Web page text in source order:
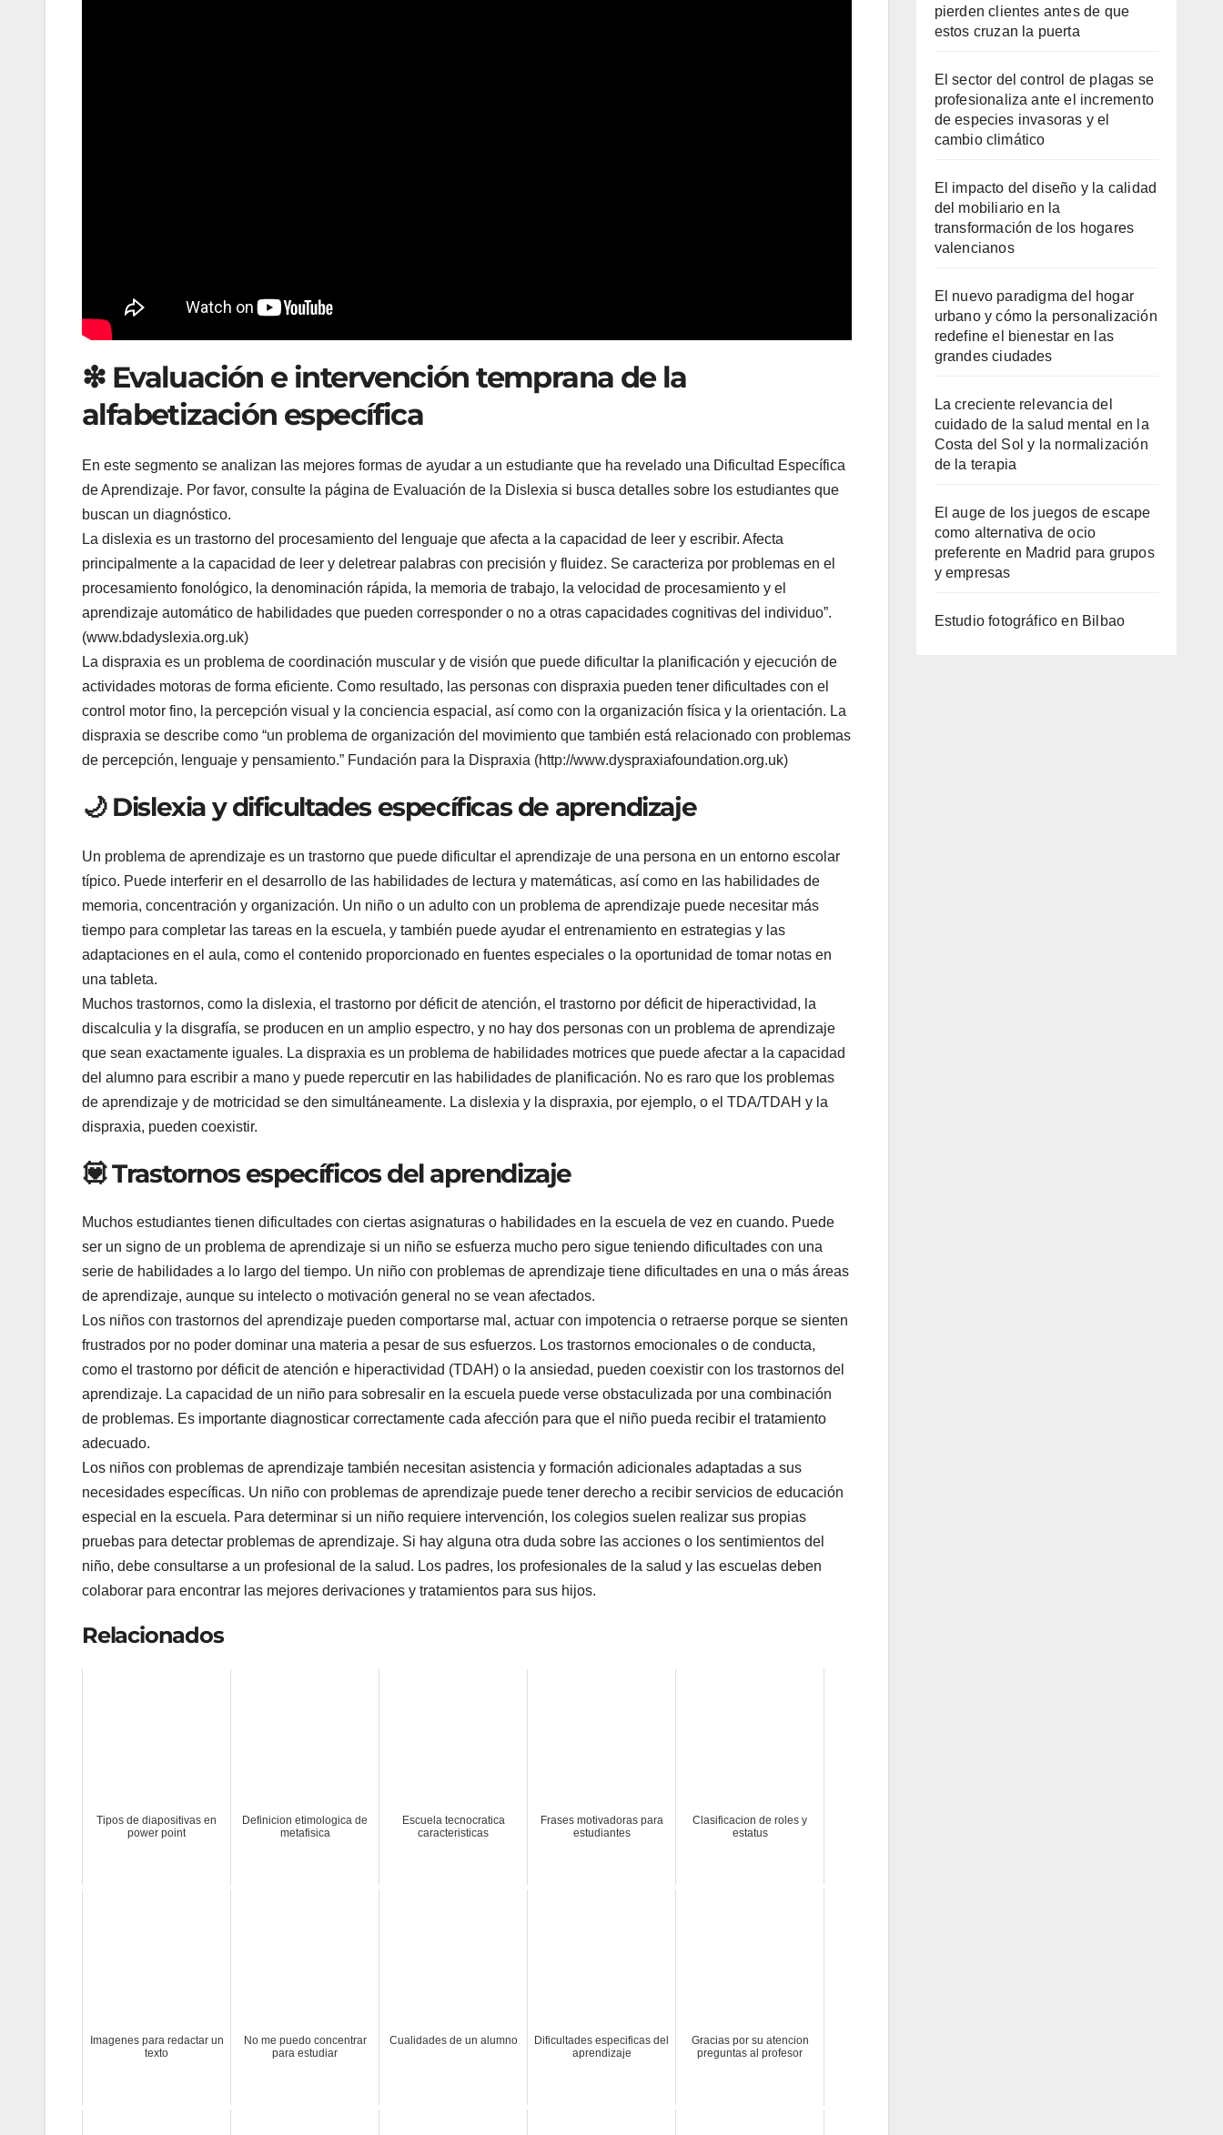
❇ Evaluación e intervención temprana de la
alfabetización específica
En este segmento se analizan las mejores formas de ayudar a un estudiante que ha revelado una Dificultad Específica
de Aprendizaje. Por favor, consulte la página de Evaluación de la Dislexia si busca detalles sobre los estudiantes que
buscan un diagnóstico.
La dislexia es un trastorno del procesamiento del lenguaje que afecta a la capacidad de leer y escribir. Afecta
principalmente a la capacidad de leer y deletrear palabras con precisión y fluidez. Se caracteriza por problemas en el
procesamiento fonológico, la denominación rápida, la memoria de trabajo, la velocidad de procesamiento y el
aprendizaje automático de habilidades que pueden corresponder o no a otras capacidades cognitivas del individuo”.
(www.bdadyslexia.org.uk)
La dispraxia es un problema de coordinación muscular y de visión que puede dificultar la planificación y ejecución de
actividades motoras de forma eficiente. Como resultado, las personas con dispraxia pueden tener dificultades con el
control motor fino, la percepción visual y la conciencia espacial, así como con la organización física y la orientación. La
dispraxia se describe como “un problema de organización del movimiento que también está relacionado con problemas
de percepción, lenguaje y pensamiento.” Fundación para la Dispraxia (http://www.dyspraxiafoundation.org.uk)
🌙 Dislexia y dificultades específicas de aprendizaje
Un problema de aprendizaje es un trastorno que puede dificultar el aprendizaje de una persona en un entorno escolar
típico. Puede interferir en el desarrollo de las habilidades de lectura y matemáticas, así como en las habilidades de
memoria, concentración y organización. Un niño o un adulto con un problema de aprendizaje puede necesitar más
tiempo para completar las tareas en la escuela, y también puede ayudar el entrenamiento en estrategias y las
adaptaciones en el aula, como el contenido proporcionado en fuentes especiales o la oportunidad de tomar notas en
una tableta.
Muchos trastornos, como la dislexia, el trastorno por déficit de atención, el trastorno por déficit de hiperactividad, la
discalculia y la disgrafía, se producen en un amplio espectro, y no hay dos personas con un problema de aprendizaje
que sean exactamente iguales. La dispraxia es un problema de habilidades motrices que puede afectar a la capacidad
del alumno para escribir a mano y puede repercutir en las habilidades de planificación. No es raro que los problemas
de aprendizaje y de motricidad se den simultáneamente. La dislexia y la dispraxia, por ejemplo, o el TDA/TDAH y la
dispraxia, pueden coexistir.
💟 Trastornos específicos del aprendizaje
Muchos estudiantes tienen dificultades con ciertas asignaturas o habilidades en la escuela de vez en cuando. Puede
ser un signo de un problema de aprendizaje si un niño se esfuerza mucho pero sigue teniendo dificultades con una
serie de habilidades a lo largo del tiempo. Un niño con problemas de aprendizaje tiene dificultades en una o más áreas
de aprendizaje, aunque su intelecto o motivación general no se vean afectados.
Los niños con trastornos del aprendizaje pueden comportarse mal, actuar con impotencia o retraerse porque se sienten
frustrados por no poder dominar una materia a pesar de sus esfuerzos. Los trastornos emocionales o de conducta,
como el trastorno por déficit de atención e hiperactividad (TDAH) o la ansiedad, pueden coexistir con los trastornos del
aprendizaje. La capacidad de un niño para sobresalir en la escuela puede verse obstaculizada por una combinación
de problemas. Es importante diagnosticar correctamente cada afección para que el niño pueda recibir el tratamiento
adecuado.
Los niños con problemas de aprendizaje también necesitan asistencia y formación adicionales adaptadas a sus
necesidades específicas. Un niño con problemas de aprendizaje puede tener derecho a recibir servicios de educación
especial en la escuela. Para determinar si un niño requiere intervención, los colegios suelen realizar sus propias
pruebas para detectar problemas de aprendizaje. Si hay alguna otra duda sobre las acciones o los sentimientos del
niño, debe consultarse a un profesional de la salud. Los padres, los profesionales de la salud y las escuelas deben
colaborar para encontrar las mejores derivaciones y tratamientos para sus hijos.
Relacionados
Tipos de diapositivas en
power point
Definicion etimologica de
metafisica
Escuela tecnocratica
caracteristicas
Frases motivadoras para
estudiantes
Clasificacion de roles y
estatus
Imagenes para redactar un
texto
No me puedo concentrar
para estudiar
Cualidades de un alumno
Dificultades especificas del
aprendizaje
Gracias por su atencion
preguntas al profesor
pierden clientes antes de que
estos cruzan la puerta
El sector del control de plagas se
profesionaliza ante el incremento
de especies invasoras y el
cambio climático
El impacto del diseño y la calidad
del mobiliario en la
transformación de los hogares
valencianos
El nuevo paradigma del hogar
urbano y cómo la personalización
redefine el bienestar en las
grandes ciudades
La creciente relevancia del
cuidado de la salud mental en la
Costa del Sol y la normalización
de la terapia
El auge de los juegos de escape
como alternativa de ocio
preferente en Madrid para grupos
y empresas
Estudio fotográfico en Bilbao